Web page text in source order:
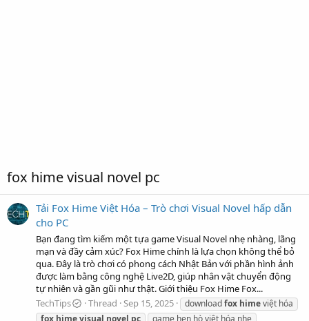
fox hime visual novel pc
Tải Fox Hime Việt Hóa – Trò chơi Visual Novel hấp dẫn
cho PC
Bạn đang tìm kiếm một tựa game Visual Novel nhẹ nhàng, lãng
mạn và đầy cảm xúc? Fox Hime chính là lựa chọn không thể bỏ
qua. Đây là trò chơi có phong cách Nhật Bản với phần hình ảnh
được làm bằng công nghệ Live2D, giúp nhân vật chuyển động
tự nhiên và gần gũi như thật. Giới thiệu Fox Hime Fox...
TechTips
Thread Sep 15, 2025 downloadfox himeviệt hóa
fox himevisual novel pc game hẹn hò việt hóa nhẹ